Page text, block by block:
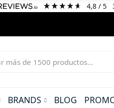
4,8/ 5
BRANDS BLOG